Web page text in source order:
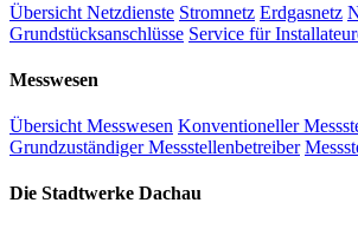
Übersicht Netzdienste Stromnetz Erdgasnetz
Grundstücksanschlüsse Service für
Messwesen
Übersicht Messwesen Konventioneller
Grundzuständiger Messstellenbetreiber
Die Stadtwerke Dachau